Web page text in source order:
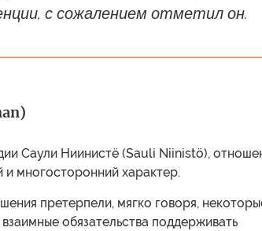
с сожалением отметил он.
Саули Ниинистё (Sauli Niinistö),
многосторонний характер.
претерпели, мягко говоря,
обязательства поддерживать